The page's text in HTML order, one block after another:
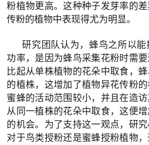
粉植物更高。这种种子发芽率的
传粉的植物中表现得尤为明显。
研究团队认为，蜂鸟之所以
功率，是因为蜂鸟采集花粉时需要
比起从单株植物的花朵中取食，
的植株，这增加了植物异花传粉的
蜜蜂的活动范围较小，并且在造
从同一植株的花朵中取食，这便
的机会。为了支持这一观点，研
对于鸟类授粉还是蜜蜂授粉植物